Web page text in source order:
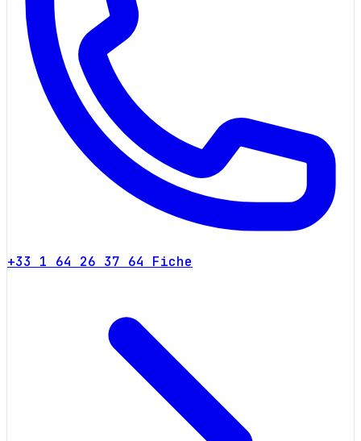
+33 1 64 26 37 64 Fiche